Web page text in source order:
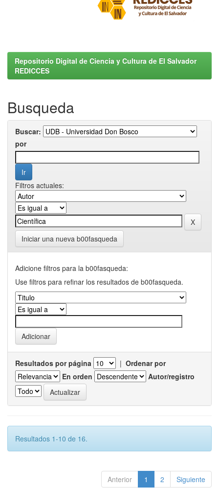
Repositorio Digital de Ciencia y Cultura de El Salvador
REDICCES
Busqueda
Buscar:
por
Filtros actuales:
Iniciar una nueva b00fasqueda
Adicione filtros para la b00fasqueda:
Use filtros para refinar los resultados de b00fasqueda.
Resultados por página | Ordenar por
En orden
Autor/registro
Resultados 1-10 de 16.
Anterior 1 2 Siguiente